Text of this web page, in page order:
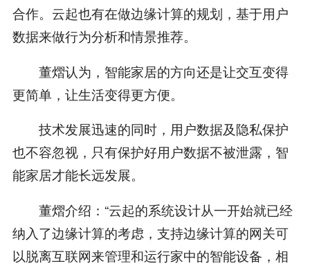
合作。云起也有在做边缘计算的规划，基于用户
数据来做行为分析和情景推荐。
董熠认为，智能家居的方向还是让交互变得
更简单，让生活变得更方便。
技术发展迅速的同时，用户数据及隐私保护
也不容忽视，只有保护好用户数据不被泄露，智
能家居才能长远发展。
董熠介绍：“云起的系统设计从一开始就已经
纳入了边缘计算的考虑，支持边缘计算的网关可
以脱离互联网来管理和运行家中的智能设备，相